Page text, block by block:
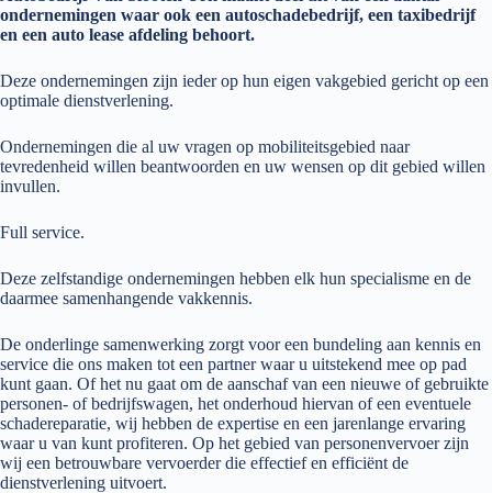
ondernemingen waar ook een autoschadebedrijf, een taxibedrijf
en een auto lease afdeling behoort.
Deze ondernemingen zijn ieder op hun eigen vakgebied gericht op een
optimale dienstverlening.
Ondernemingen die al uw vragen op mobiliteitsgebied naar
tevredenheid willen beantwoorden en uw wensen op dit gebied willen
invullen.
Full service.
Deze zelfstandige ondernemingen hebben elk hun specialisme en de
daarmee samenhangende vakkennis.
De onderlinge samenwerking zorgt voor een bundeling aan kennis en
service die ons maken tot een partner waar u uitstekend mee op pad
kunt gaan. Of het nu gaat om de aanschaf van een nieuwe of gebruikte
personen- of bedrijfswagen, het onderhoud hiervan of een eventuele
schadereparatie, wij hebben de expertise en een jarenlange ervaring
waar u van kunt profiteren. Op het gebied van personenvervoer zijn
wij een betrouwbare vervoerder die effectief en efficiënt de
dienstverlening uitvoert.